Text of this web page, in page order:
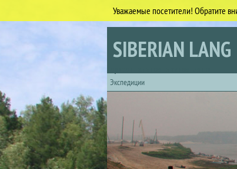
Уважаемые посетители! Обратите
SIBERIAN LANG
Экспедиции